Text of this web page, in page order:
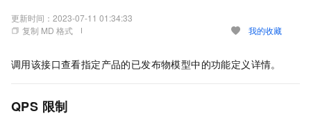
更新时间： 2023-07-11 01:34:33
复制 MD 格式
我的收藏
调用该接口查看指定产品的已发布物模型中的功能定义详情。
QPS 限制